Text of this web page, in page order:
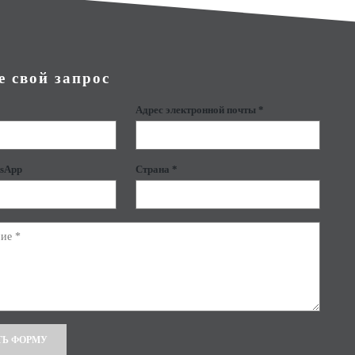
свой запрос
Адрес электронной почты *
Страна *